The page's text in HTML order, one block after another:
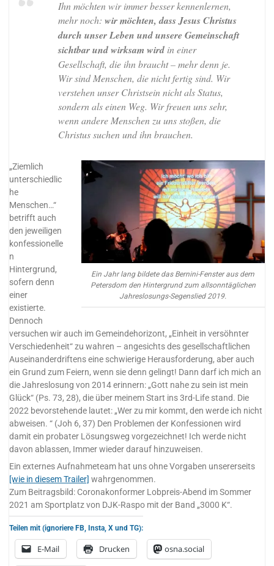
Ihn möchten wir immer besser kennenlernen,
mehr noch: wir möchten, dass Jesus Christus
durch unser Leben und unsere Gemeinschaft
sichtbar und wirksam wirdin einer
Gesellschaft, die ihn braucht – mehr denn je.
Wir sind Menschen, die nicht fertig sind. Wir
verstehen unser Christsein nicht als Status,
sondern als einen Weg. Wir freuen uns sehr,
wenn andere Menschen zu uns stoßen, die
Christus suchen und ihn brauchen.
Ein Jahr lang bildete das Bernini-Fenster aus dem
Petersdom den Hintergrund zum allsonntäglichen
Jahreslosungs-Segenslied 2019.
„Ziemlich
unterschiedlic
he
Menschen…“
betrifft auch
den jeweiligen
konfessionelle
n
Hintergrund,
sofern denn
einer
existierte.
Dennoch
versuchen wir auch im Gemeindehorizont, „Einheit in versöhnter
Verschiedenheit“ zu wahren – angesichts des gesellschaftlichen
Auseinanderdriftens eine schwierige Herausforderung, aber auch
ein Grund zum Feiern, wenn sie denn gelingt! Dann darf ich mich an
die Jahreslosung von 2014 erinnern: „Gott nahe zu sein ist mein
Glück“ (Ps. 73, 28), die über meinem Start ins 3rd-Life stand. Die
2022 bevorstehende lautet: „Wer zu mir kommt, den werde ich nicht
abweisen. “ (Joh 6, 37) Den Problemen der Konfessionen wird
damit ein probater Lösungsweg vorgezeichnet! Ich werde nicht
davon ablassen, Immer wieder darauf hinzuweisen.
Ein externes Aufnahmeteam hat uns ohne Vorgaben unsererseits
[wie in diesem Trailer] wahrgenommen.
Zum Beitragsbild: Coronakonformer Lobpreis-Abend im Sommer
2021 am Sportplatz von DJK-Raspo mit der Band „3000 K“.
Teilen mit (ignoriere FB, Insta, X und TG):
E-Mail Drucken osna.social